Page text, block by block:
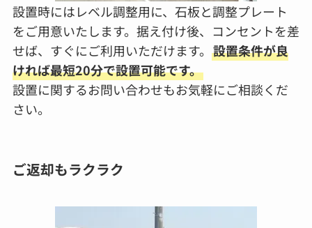
設置時にはレベル調整用に、石板と調整プレート
をご用意いたします。据え付け後、コンセントを差
せば、すぐにご利用いただけます。 設置条件が良
ければ最短20分で設置可能です。
設置に関するお問い合わせもお気軽にご相談くだ
さい。
ご返却もラクラク